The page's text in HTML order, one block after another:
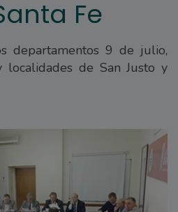
Fe
departamentos 9 de julio,
localidades de San Justo y